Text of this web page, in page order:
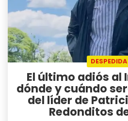
DESPEDIDA
El último adiós al
dónde y cuándo
del líder de
Redonditos